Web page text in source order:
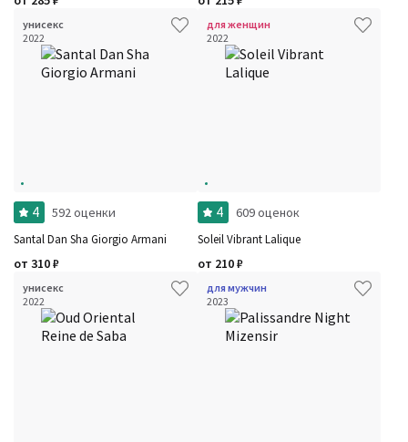
унисекс
2022
4 592 оценки
Santal Dan Sha Giorgio Armani
от 310₽
для женщин
2022
4 609 оценок
Soleil Vibrant Lalique
от 210₽
унисекс
2022
для мужчин
2023